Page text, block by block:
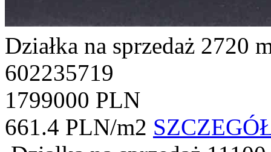
Działka na sprzedaż 2720
602235719
1799000 PLN
661.4 PLN/m2